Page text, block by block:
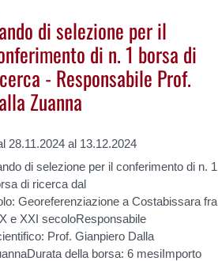
di selezione per il
di n. 1 borsa di
- Responsabile Prof.
Zuanna
28.11.2024 al 13.12.2024
di selezione per il conferimento di n. 1
di ricerca dal
Georeferenziazione a Costabissara fra
e XXI secoloResponsabile
Prof. Gianpiero Dalla
della borsa: 6 mesiImporto